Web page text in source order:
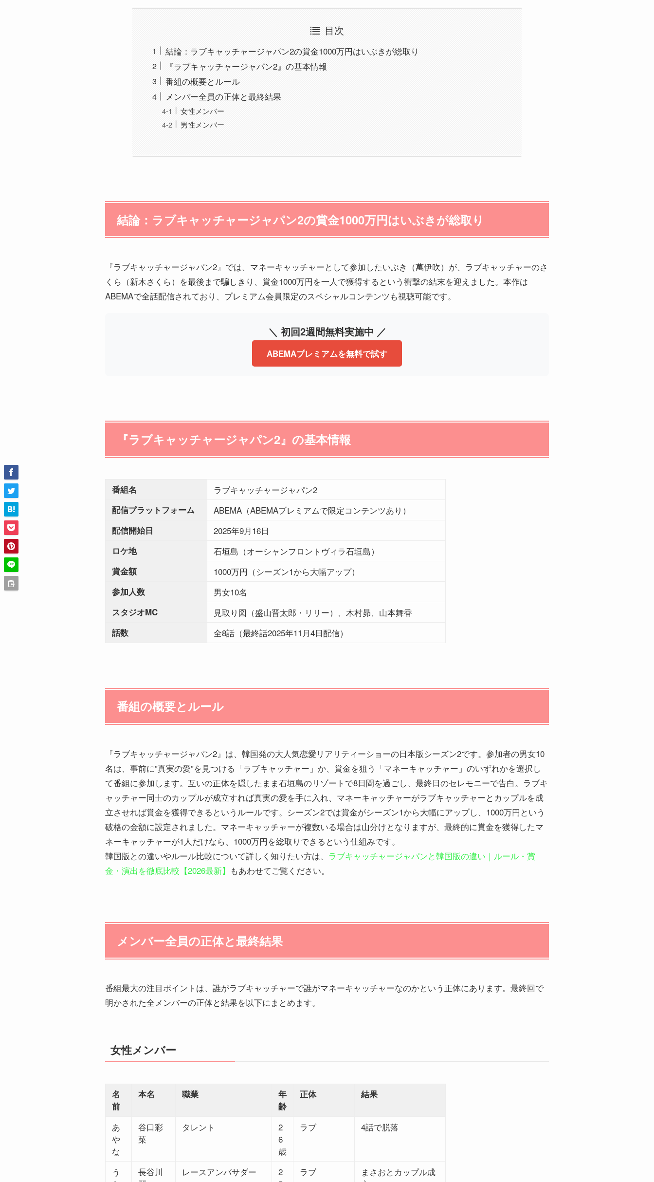
目次
結論：ラブキャッチャージャパン2の賞金1000万円はいぶきが総取り
『ラブキャッチャージャパン2』の基本情報
番組の概要とルール
メンバー全員の正体と最終結果
女性メンバー
男性メンバー
結論：ラブキャッチャージャパン2の賞金1000万円はいぶきが総取り
『ラブキャッチャージャパン2』では、マネーキャッチャーとして参加したいぶき（萬伊吹）が、ラブキャッチャーのさ
くら（新木さくら）を最後まで騙しきり、賞金1000万円を一人で獲得するという衝撃の結末を迎えました。本作は
ABEMAで全話配信されており、プレミアム会員限定のスペシャルコンテンツも視聴可能です。
＼ 初回2週間無料実施中 ／
ABEMAプレミアムを無料で試す
『ラブキャッチャージャパン2』の基本情報
番組名 ラブキャッチャージャパン2
配信プラットフォーム ABEMA（ABEMAプレミアムで限定コンテンツあり）
配信開始日 2025年9月16日
ロケ地 石垣島（オーシャンフロントヴィラ石垣島）
賞金額 1000万円（シーズン1から大幅アップ）
参加人数 男女10名
スタジオMC 見取り図（盛山晋太郎・リリー）、木村昴、山本舞香
話数 全8話（最終話2025年11月4日配信）
番組の概要とルール
『ラブキャッチャージャパン2』は、韓国発の大人気恋愛リアリティーショーの日本版シーズン2です。参加者の男女10
名は、事前に”真実の愛”を見つける「ラブキャッチャー」か、賞金を狙う「マネーキャッチャー」のいずれかを選択し
て番組に参加します。互いの正体を隠したまま石垣島のリゾートで8日間を過ごし、最終日のセレモニーで告白。ラブキ
ャッチャー同士のカップルが成立すれば真実の愛を手に入れ、マネーキャッチャーがラブキャッチャーとカップルを成
立させれば賞金を獲得できるというルールです。シーズン2では賞金がシーズン1から大幅にアップし、1000万円という
破格の金額に設定されました。マネーキャッチャーが複数いる場合は山分けとなりますが、最終的に賞金を獲得したマ
ネーキャッチャーが1人だけなら、1000万円を総取りできるという仕組みです。
韓国版との違いやルール比較について詳しく知りたい方は、 ラブキャッチャージャパンと韓国版の違い｜ルール・賞
金・演出を徹底比較【2026最新】 もあわせてご覧ください。
メンバー全員の正体と最終結果
番組最大の注目ポイントは、誰がラブキャッチャーで誰がマネーキャッチャーなのかという正体にあります。最終回で
明かされた全メンバーの正体と結果を以下にまとめます。
女性メンバー
名
前
本名 職業
年
齢
正体 結果
あ
や
な
谷口彩
菜
タレント
2
6
歳
ラブ 4話で脱落
う
長谷川
レースアンバサダー
2
ラブ
まさおとカップル成